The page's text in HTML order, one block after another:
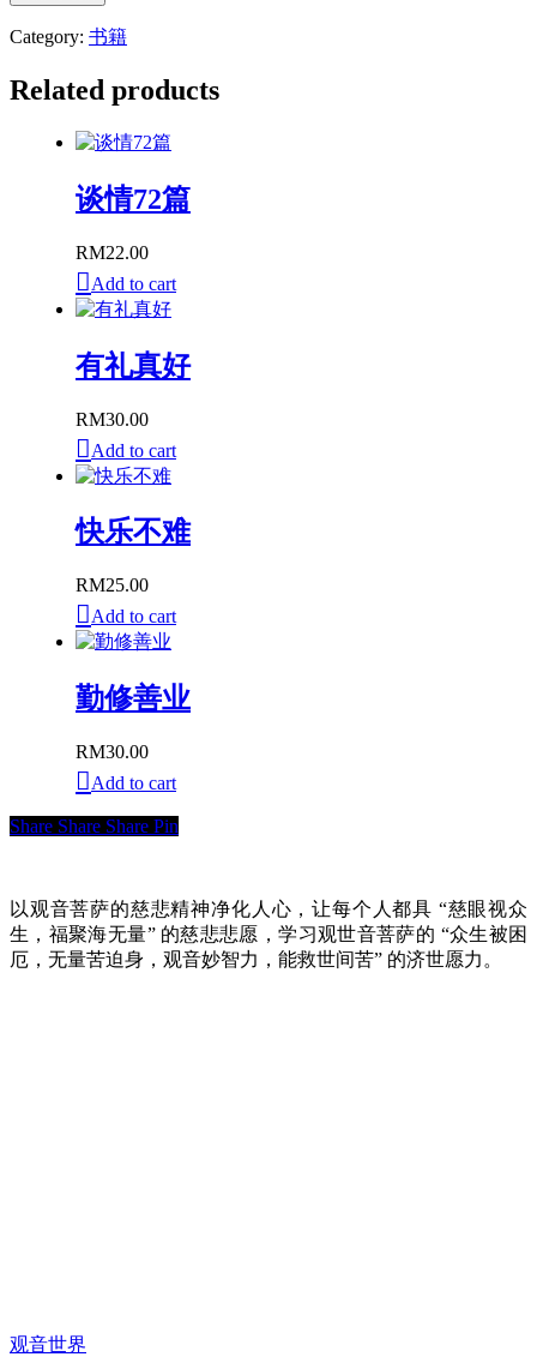
篇
Category: 书籍
Related products
谈情72篇
RM22.00
Add to cart
有礼真好
RM30.00
Add to cart
快乐不难
RM25.00
Add to cart
勤修善业
RM30.00
Add to cart
Share Share Share Pin
以观音菩萨的慈悲精神净化人心，让每个人都具 “慈眼视众
生，福聚海无量” 的慈悲悲愿，学习观世音菩萨的 “众生被困
厄，无量苦迫身，观音妙智力，能救世间苦” 的济世愿力。
观音世界